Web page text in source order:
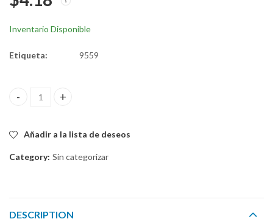
Inventario Disponible
Etiqueta: 9559
GRAPA TIPO PUSH 15mmHD 21.7mmSL 6.4 mmInto quantity
Añadir a la lista de deseos
Category: Sin categorizar
DESCRIPTION